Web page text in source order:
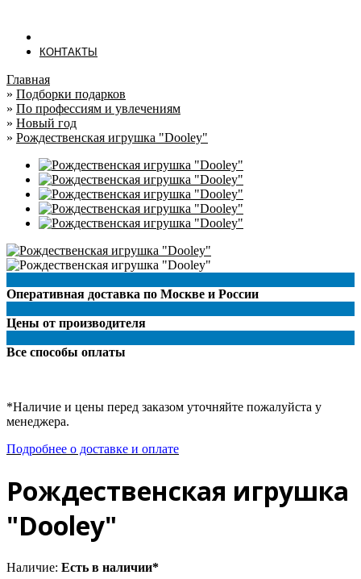
КОНТАКТЫ
Главная
» Подборки подарков
» По профессиям и увлечениям
» Новый год
» Рождественская игрушка "Dooley"
Оперативная доставка по Москве и России
Цены от производителя
Все способы оплаты
*Наличие и цены перед заказом уточняйте пожалуйста у
менеджера.
Подробнее о доставке и оплате
Рождественская игрушка
"Dooley"
Наличие: Есть в наличии*